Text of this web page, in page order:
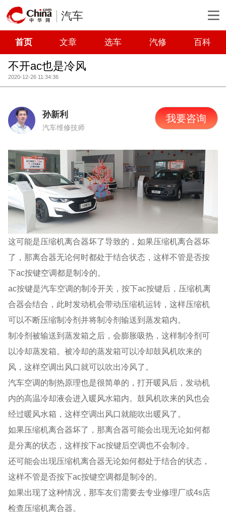
汽车
首页 文章 选车 汽修 百科
不开ac也是冷风
2020-12-26 11:34:36
孙新利
汽车维修技师
我要咨询
这可能是压缩机离合器坏了导致的，如果压缩机离合器坏
了，那离合器无论何时都处于结合状态，这样不管是否按
下ac按键空调都是制冷的。
ac按键是汽车空调的制冷开关，按下ac按键后，压缩机离
合器会结合，此时发动机会带动压缩机运转，这样压缩机
可以不断压缩制冷剂并将制冷剂输送到蒸发箱内。
制冷剂被输送到蒸发箱之后，会膨胀吸热，这样制冷剂可
以冷却蒸发箱。被冷却的蒸发箱可以冷却鼓风机吹来的
风，这样空调出风口就可以吹出冷风了。
汽车空调的制热原理也是很简单的，打开暖风后，发动机
内的高温冷却液会进入暖风水箱内。鼓风机吹来的风也会
经过暖风水箱，这样空调出风口就能吹出暖风了。
如果压缩机离合器坏了，那离合器可能会出现无论如何都
是分离的状态，这样按下ac按键后空调也不会制冷。
还可能会出现压缩机离合器无论如何都处于结合的状态，
这样不管是否按下ac按键空调都是制冷的。
如果出现了这种情况，那车友们需要去专业修理厂或4s店
检查压缩机离合器。